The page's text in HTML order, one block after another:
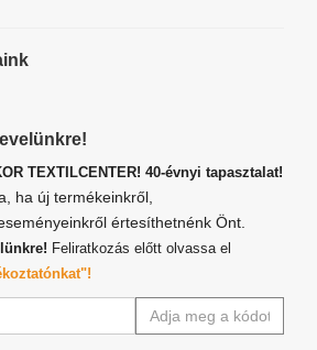
TEXTILCENTER! 40-évnyi tapasztalat!
ha új termékeinkről,
értesíthetnénk Önt.
Feliratkozás előtt olvassa el